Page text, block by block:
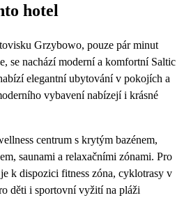
26 27
hotel
Grzybowo, pouze pár minut
se nachází moderní a komfortní Saltic
elegantní ubytování v pokojích a
vybavení nabízejí i krásné
centrum s krytým bazénem,
saunami a relaxačními zónami. Pro
k dispozici fitness zóna, cyklotrasy v
děti i sportovní vyžití na pláži